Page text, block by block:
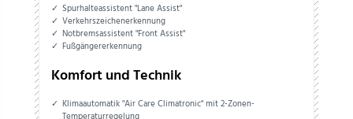
Spurhalteassistent "Lane Assist"
Verkehrszeichenerkennung
Notbremsassistent "Front Assist"
Fußgängererkennung
Komfort und Technik
Klimaautomatik "Air Care Climatronic" mit 2-Zonen-